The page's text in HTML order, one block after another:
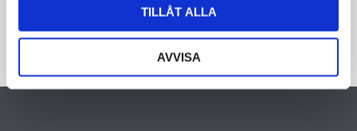
TILLÅT ALLA
AVVISA